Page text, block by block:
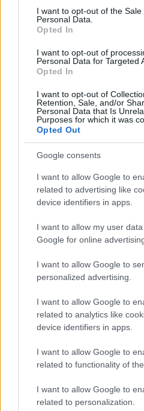
consent section.
I want to opt-out of the Sale
Personal Data.
Opted In
I want to opt-out of
Personal Data for Targeted
Opted In
I want to opt-out of
Retention, Sale, and/or
Personal Data that Is
Purposes for which it was
Opted Out
Google consents
I want to allow Google to
related to advertising like
device identifiers in apps.
I want to allow my user
Google for online
I want to allow Google to
personalized advertising.
I want to allow Google to
related to analytics like
device identifiers in apps.
I want to allow Google to
related to functionality of
I want to allow Google to
related to personalization.
E-mail cím
Feliratkozom a hírlevélre és
Ilyen még nem volt: most a
Kertben!
Helyi hírek
Beindult az őszibarackszezon,
- csaknem 17 millió tonnával -
Teliholdas Éjszakai Erdőfürdő